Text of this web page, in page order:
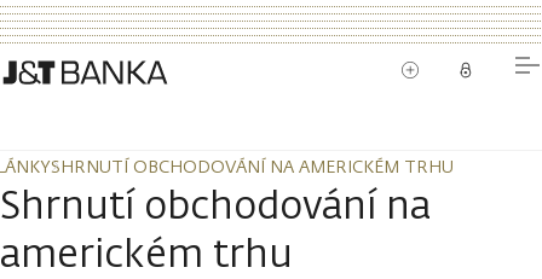
SHRNUTÍ OBCHODOVÁNÍ NA AMERICKÉM TRHU
SHRNUTÍ OBCHODOVÁNÍ NA AMERICKÉM TRHU
Shrnutí obchodování na
americkém trhu